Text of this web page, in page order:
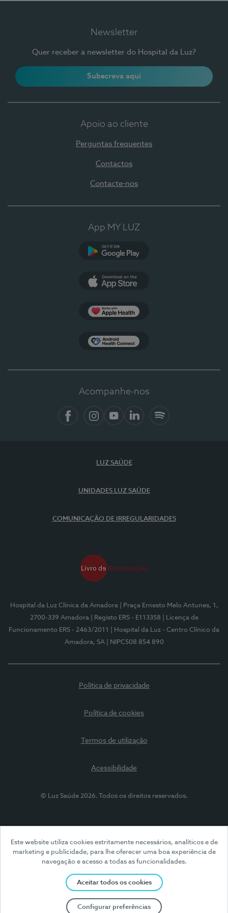
Este website utiliza cookies estritamente necessários, analíticos e de
marketing e publicidade, para lhe oferecer uma boa experiência de
navegação e acesso a todas as funcionalidades.
Aceitar todos os cookies
Configurar preferências
Newsletter
Quer receber a newsletter do Hospital da Luz?
Subscreva aqui
Apoio ao cliente
Perguntas frequentes
Contactos
Contacte-nos
App MY LUZ
Acompanhe-nos
LUZ SAÚDE
UNIDADES LUZ SAÚDE
COMUNICAÇÃO DE IRREGULARIDADES
Hospital da Luz Clínica da Amadora
| Praça Ernesto Melo Antunes, 1,
2700-339 Amadora
| Registo ERS - E113358
| Licença de
Funcionamento ERS - 2463/2011
| Hospital da Luz - Centro Clínico da
Amadora, SA
| NIPC508 854 890
Política de privacidade
Política de cookies
Termos de utilização
Acessibilidade
© Luz Saúde 2026. Todos os direitos reservados.